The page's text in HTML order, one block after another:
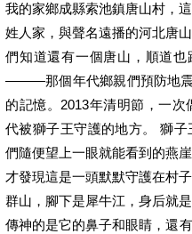
我的家鄉成縣索池鎮唐山村，
姓人家，與聲名遠播的河北唐
們知道還有一個唐山，順道也
———那個年代鄉親們預防地震
的記憶。2013年清明節，一
代被獅子王守護的地方。 獅
們隨便望上一眼就能看到的燕
才發現這是一頭默默守護在村
群山，腳下是犀牛江，身后就
傳神的是它的鼻子和眼睛，